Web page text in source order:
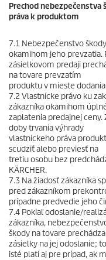
Prechod nebezpečenstva
práva k produktom
7.1 Nebezpečenstvo
okamihom jeho prevzatia.
zásielkovom predaji
na tovare prevzatím
produktu v mieste
7.2 Vlastnícke právo ku
zákazníka okamihom
zaplatenia predajnej ceny.
doby trvania výhrady
vlastníckeho práva
scudziť alebo previesť na
tretiu osobu bez
KÄRCHER.
7.3 Na žiadosť zákazníka
pred zákazníkom
prípadne predvedie jeho
7.4 Pokiaľ odoslanie/
zákazníka,
škody na tovare
zásielky na jej odoslanie; to
isté platí aj pre prípad, ak